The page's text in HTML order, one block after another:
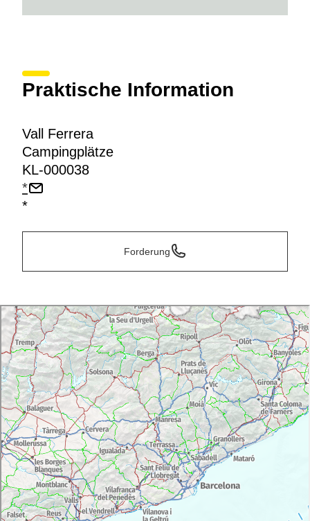
Praktische Information
Vall Ferrera
Campingplätze
KL-000038
*
*
Forderung